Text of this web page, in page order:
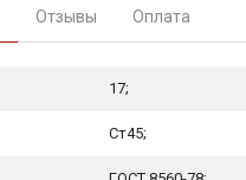
Отзывы Оплата
17;
Ст45;